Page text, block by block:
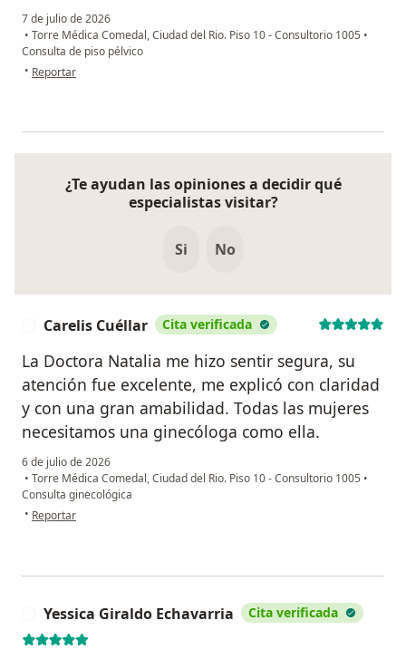
7 de julio de 2026
• Torre Médica Comedal, Ciudad del Rio. Piso 10 - Consultorio 1005 •
Consulta de piso pélvico
• en opinión del usuario Mary Fabiola
Reportar
¿Te ayudan las opiniones a decidir qué
especialistas visitar?
Si No
Carelis Cuéllar Cita verificada
La Doctora Natalia me hizo sentir segura, su
atención fue excelente, me explicó con claridad
y con una gran amabilidad. Todas las mujeres
necesitamos una ginecóloga como ella.
6 de julio de 2026
• Torre Médica Comedal, Ciudad del Rio. Piso 10 - Consultorio 1005 •
Consulta ginecológica
• en opinión del usuario Carelis Cuéllar
Reportar
Yessica Giraldo Echavarria Cita verificada